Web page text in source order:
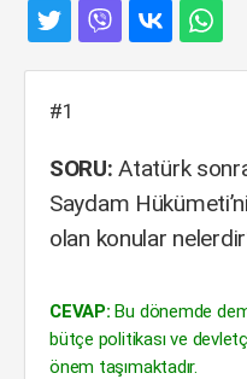
#1
SORU: Atatürk
Saydam
olan konular
CEVAP: Bu dönemde
bütçe politikası ve
önem taşımaktadır.